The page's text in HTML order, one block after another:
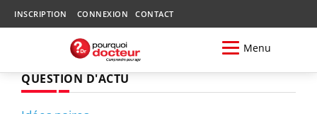
INSCRIPTION CONNEXION CONTACT
Menu
QUESTION D'ACTU